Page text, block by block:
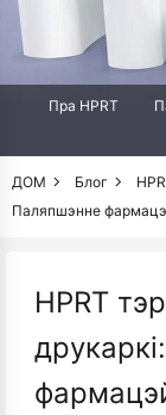
Пра HPRT
ДОМ Блог
Паляпшэнне
HPRT